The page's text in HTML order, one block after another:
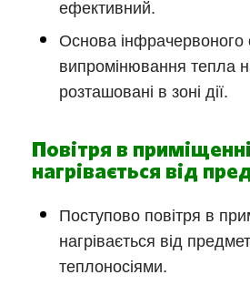
ефективний.
Основа
випромінювання тепла
розташовані в зоні дії.
Повітря в приміщенні
нагрівається від
Поступово повітря в
нагрівається від
теплоносіями.